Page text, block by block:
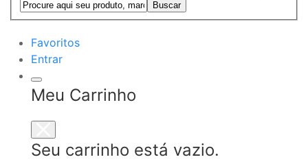
Favoritos
Entrar
Meu Carrinho
Seu carrinho está vazio.